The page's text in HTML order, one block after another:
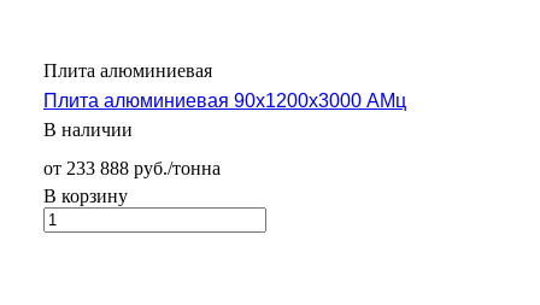
Плита алюминиевая
Плита алюминиевая 90х1200х3000 АМц
В наличии
от 233 888 руб./тонна
В корзину